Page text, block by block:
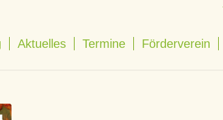
Aktuelles Termine Förderverein